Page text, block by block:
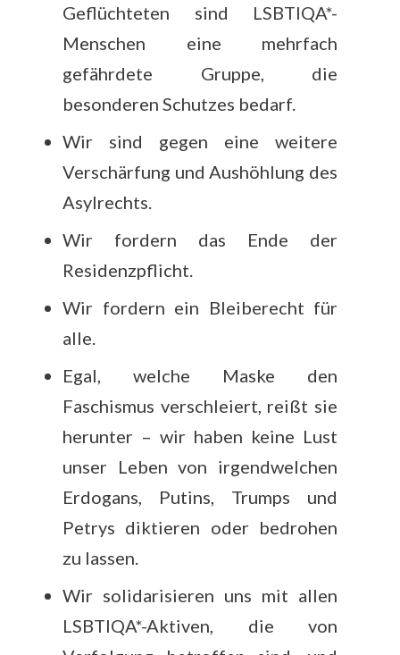
Geflüchteten sind LSBTIQA*-
Menschen eine mehrfach
gefährdete Gruppe, die
besonderen Schutzes bedarf.
Wir sind gegen eine weitere
Verschärfung und Aushöhlung des
Asylrechts.
Wir fordern das Ende der
Residenzpflicht.
Wir fordern ein Bleiberecht für
alle.
Egal, welche Maske den
Faschismus verschleiert, reißt sie
herunter – wir haben keine Lust
unser Leben von irgendwelchen
Erdogans, Putins, Trumps und
Petrys diktieren oder bedrohen
zu lassen.
Wir solidarisieren uns mit allen
LSBTIQA*-Aktiven, die von